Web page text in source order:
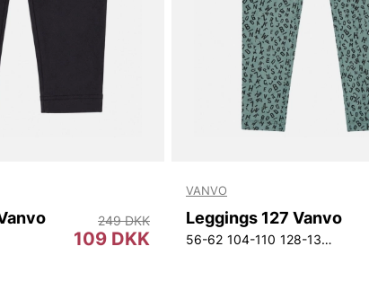
109 DKK
249 DKK
VANVO
Leggings 127 Vanvo
56-62 104-110 128-134